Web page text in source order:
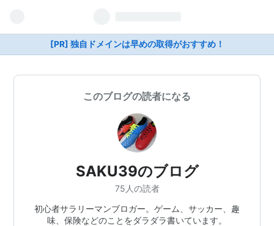
[PR] 独自ドメインは早めの取得がおすすめ！
このブログの読者になる
SAKU39のブログ
75人の読者
初心者サラリーマンブロガー。ゲーム、サッカー、趣
味、保険などのことをダラダラ書いています。